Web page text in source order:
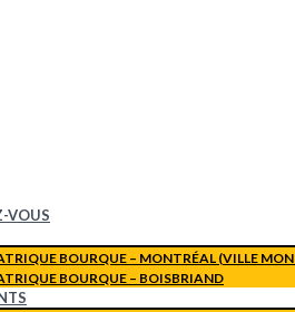
VOUS
BOURQUE – MONTRÉAL (VILLE
BOURQUE – BOISBRIAND